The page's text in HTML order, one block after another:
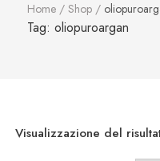
Home / Shop /
Tag: oliopuroargan
Visualizzazione del